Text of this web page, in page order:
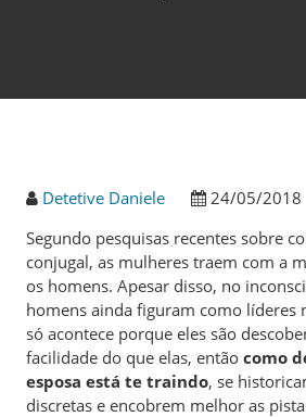
Detetive Daniele
24/05/2018
Segundo pesquisas recentes sobre
conjugal, as mulheres traem com a
os homens. Apesar disso, no
homens ainda figuram como líderes
só acontece porque eles são
facilidade do que elas, então como
esposa está te traindo, se
discretas e encobrem melhor as